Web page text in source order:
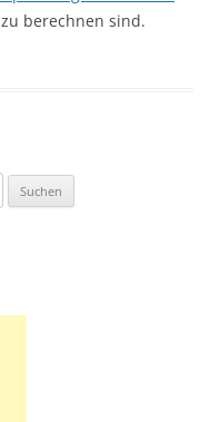
zu berechnen sind.